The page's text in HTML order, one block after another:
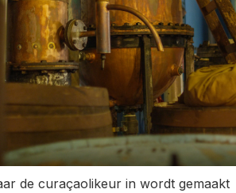
de curaçaolikeur in wordt gemaakt